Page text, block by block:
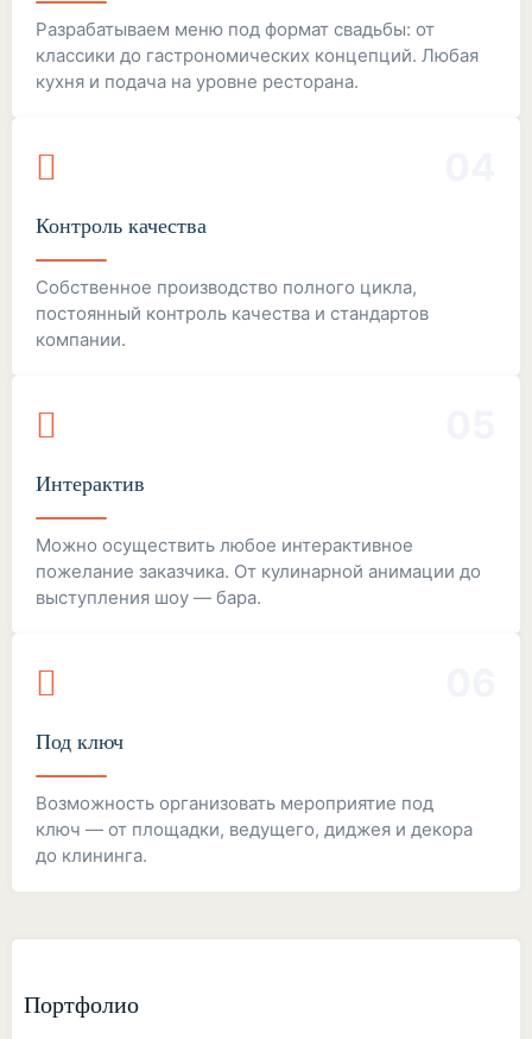
Разрабатываем меню под формат свадьбы: от
классики до гастрономических концепций. Любая
кухня и подача на уровне ресторана.
Контроль качества
Собственное производство полного цикла,
постоянный контроль качества и стандартов
компании.
Интерактив
Можно осуществить любое интерактивное
пожелание заказчика. От кулинарной анимации до
выступления шоу — бара.
Под ключ
Возможность организовать мероприятие под
ключ — от площадки, ведущего, диджея и декора
до клининга.
Портфолио